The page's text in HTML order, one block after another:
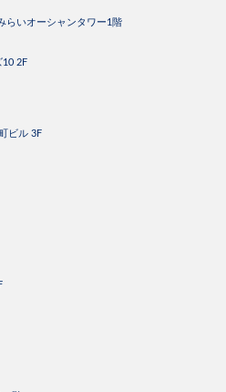
らいオーシャンタワー1階
10 2F
ビル 3F